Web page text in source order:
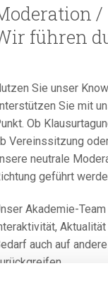
/
führen
Sie unser
Sie mit
Ob
Vereinssitzung
neutrale
geführt
Akademie-
auch auf